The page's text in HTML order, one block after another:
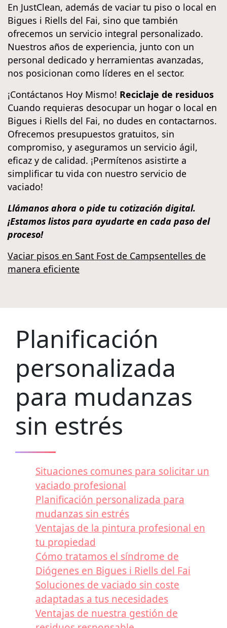
En JustClean, además de vaciar tu piso o local en
Bigues i Riells del Fai, sino que también
ofrecemos un servicio integral personalizado.
Nuestros años de experiencia, junto con un
personal dedicado y herramientas avanzadas,
nos posicionan como líderes en el sector.
¡Contáctanos Hoy Mismo! Reciclaje de residuos
Cuando requieras desocupar un hogar o local en
Bigues i Riells del Fai, no dudes en contactarnos.
Ofrecemos presupuestos gratuitos, sin
compromiso, y aseguramos un servicio ágil,
eficaz y de calidad. ¡Permítenos asistirte a
simplificar tu vida con nuestro servicio de
vaciado!
Llámanos ahora o pide tu cotización digital.
¡Estamos listos para ayudarte en cada paso del
proceso!
Vaciar pisos en Sant Fost de Campsentelles de
manera eficiente
Planificación
personalizada
para mudanzas
sin estrés
Situaciones comunes para solicitar un
vaciado profesional
Planificación personalizada para
mudanzas sin estrés
Ventajas de la pintura profesional en
tu propiedad
Cómo tratamos el síndrome de
Diógenes en Bigues i Riells del Fai
Soluciones de vaciado sin coste
adaptadas a tus necesidades
Ventajas de nuestra gestión de